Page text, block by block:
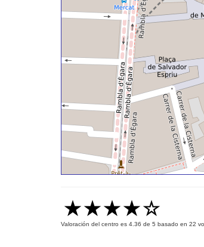
Valoración del centro es 4.36 de 5 basado en 22